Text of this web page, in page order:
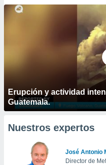
Erupción y actividad
Guatemala.
Nuestros expertos
José Antonio
Director de